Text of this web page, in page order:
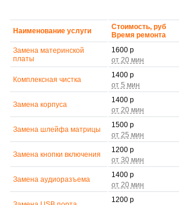
Наименование услуги
Стоимость, руб
Время ремонта
Замена материнской
платы
1600 р
Комплексная чистка
1400 р
Замена корпуса
1400 р
Замена шлейфа матрицы
1500 р
Замена кнопки включения
1200 р
Замена аудиоразъема
1400 р
1200 р